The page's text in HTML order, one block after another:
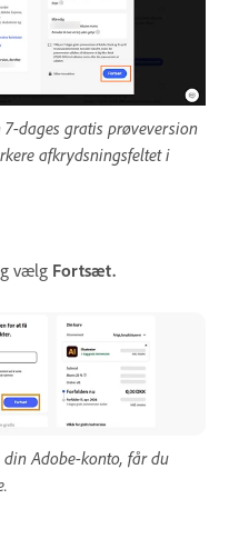
dages gratis prøveversion
afkrydsningsfeltet i
vælg Fortsæt.
Adobe-konto, får du